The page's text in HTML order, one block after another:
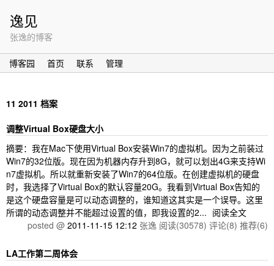
逸见
张逸的博客
博客园 首页 联系 管理
11 2011 档案
调整Virtual Box硬盘大小
摘要：我在Mac下使用Virtual Box安装Win7的虚拟机。因为之前装过
Win7的32位版。现在因为机器内存升到8G，就可以划出4G来支持Wi
n7虚拟机。所以就重新安装了Win7的64位版。在创建虚拟机的硬盘
时，我选择了Virtual Box的默认容量20G。我看到Virtual Box告知的
是这个硬盘容量是可以动态调整的，谁知道这其实是一个误导。这里
所谓的动态调整并不能超过设置的值，即我设置的2... 阅读全文
posted @ 2011-11-15 12:12 张逸 阅读(30578) 评论(8) 推荐(6)
LA工作第二周体会